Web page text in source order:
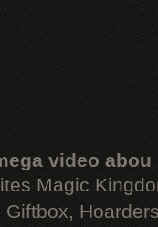
video abou
Magic